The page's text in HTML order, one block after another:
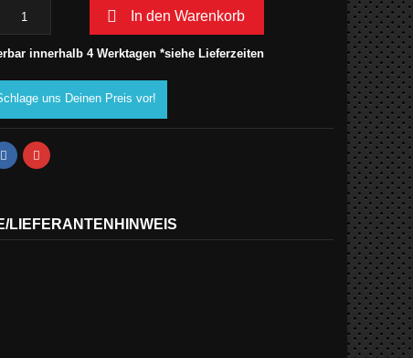
 In den Warenkorb
innerhalb 4 Werktagen *siehe Lieferzeiten
uns Deinen Preis vor!
LIEFERANTENHINWEIS